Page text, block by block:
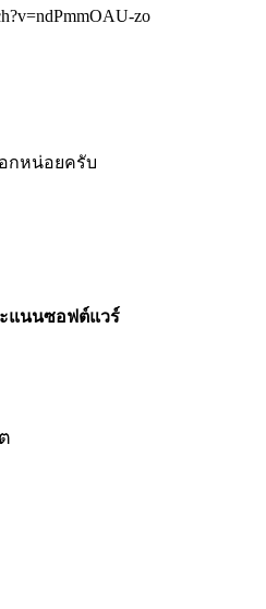
zo
กหน่อยครับ
แนนซอฟต์แวร์